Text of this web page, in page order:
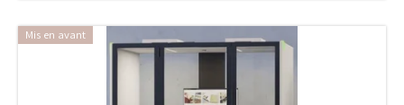
Mis en avant